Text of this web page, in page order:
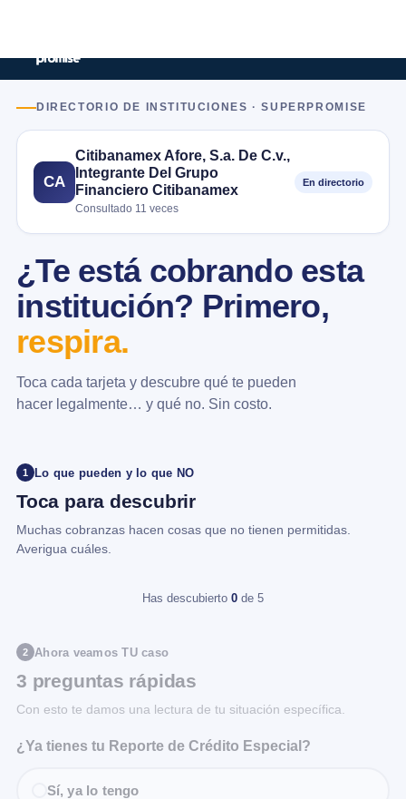
DIRECTORIO DE INSTITUCIONES · SUPERPROMISE
CA
Citibanamex Afore, S.a. De C.v.,
Integrante Del Grupo
Financiero Citibanamex
Consultado 11 veces
En directorio
¿Te está cobrando esta
institución? Primero,
respira.
Toca cada tarjeta y descubre qué te pueden
hacer legalmente… y qué no. Sin costo.
1 Lo que pueden y lo que NO
Toca para descubrir
Muchas cobranzas hacen cosas que no tienen permitidas.
Averigua cuáles.
Has descubierto 0 de 5
2 Ahora veamos TU caso
3 preguntas rápidas
Con esto te damos una lectura de tu situación específica.
¿Ya tienes tu Reporte de Crédito Especial?
Sí, ya lo tengo